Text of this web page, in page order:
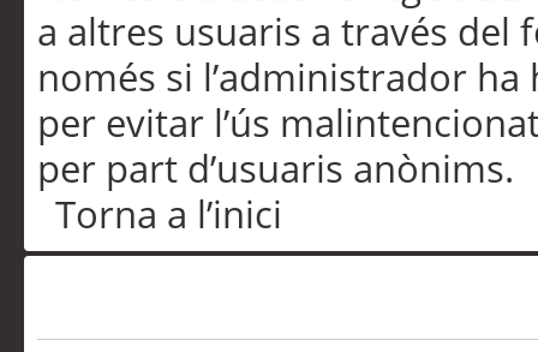
a altres usuaris a través
només si l’administrador
per evitar l’ús
per part d’usuaris anònims.
Torna a l’inici